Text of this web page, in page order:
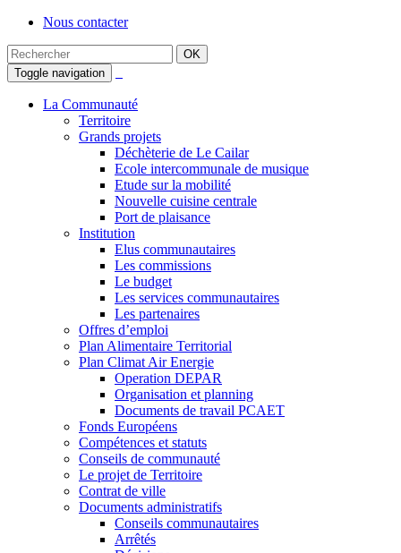
Nous contacter
Toggle navigation
La Communauté
Territoire
Grands projets
Déchèterie de Le Cailar
Ecole intercommunale de musique
Etude sur la mobilité
Nouvelle cuisine centrale
Port de plaisance
Institution
Elus communautaires
Les commissions
Le budget
Les services communautaires
Les partenaires
Offres d’emploi
Plan Alimentaire Territorial
Plan Climat Air Energie
Operation DEPAR
Organisation et planning
Documents de travail PCAET
Fonds Européens
Compétences et statuts
Conseils de communauté
Le projet de Territoire
Contrat de ville
Documents administratifs
Conseils communautaires
Arrêtés